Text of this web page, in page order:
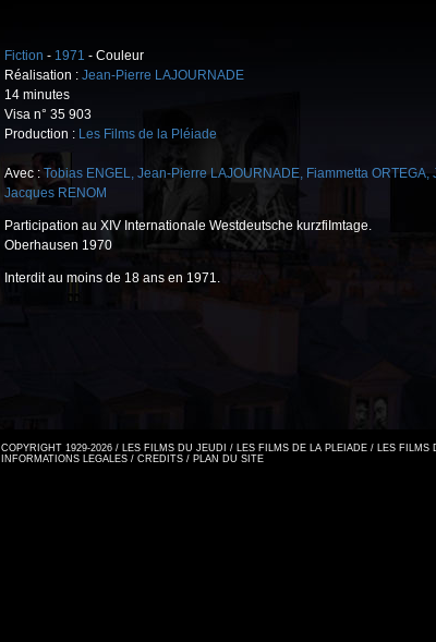
Fiction - 1971 - Couleur
Réalisation : Jean-Pierre LAJOURNADE
14 minutes
Visa n° 35 903
Production : Les Films de la Pléiade
Avec : Tobias ENGEL, Jean-Pierre LAJOURNADE, Fiammetta ORTEGA,
Jacques RENOM
Participation au XIV Internationale Westdeutsche kurzfiImtage.
Oberhausen 1970
Interdit au moins de 18 ans en 1971.
COPYRIGHT 1929-2026 / LES FILMS DU JEUDI / LES FILMS DE LA PLEIADE / LES FILMS
INFORMATIONS LEGALES / CREDITS / PLAN DU SITE